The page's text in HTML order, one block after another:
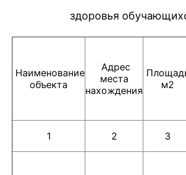
здоровья
Наименование
объекта
Адрес
места
нахождения
м2
1 2 3